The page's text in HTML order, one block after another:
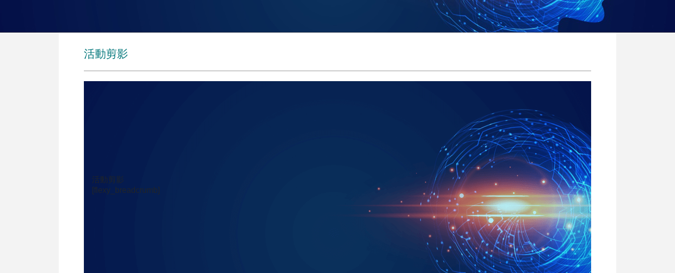
活動剪影
活動剪影
[flexy_breadcrumb]